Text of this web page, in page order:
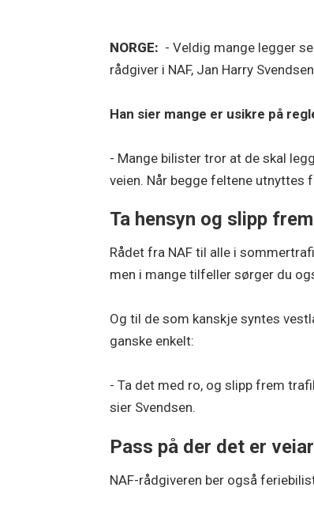
NORGE: - Veldig mange legger
rådgiver i NAF, Jan Harry
Han sier mange er usikre på
- Mange bilister tror at de skal
veien. Når begge feltene utnyttes
Ta hensyn og slipp frem
Rådet fra NAF til alle i
men i mange tilfeller sørger du
Og til de som kanskje syntes
ganske enkelt:
- Ta det med ro, og slipp frem
sier Svendsen.
Pass på der det er
NAF-rådgiveren ber også